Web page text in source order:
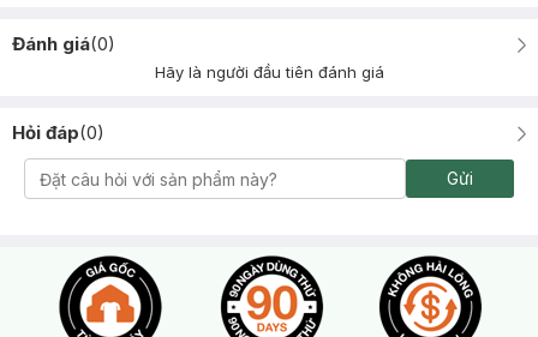
Đánh giá(0)
Hãy là người đầu tiên đánh giá
Hỏi đáp(0)
Gửi